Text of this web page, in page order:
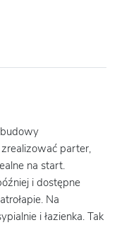
parter,
na start.
i dostępne
Na
i łazienka. Tak